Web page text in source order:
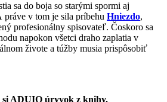
sa do boja so starými spormi aj
práve v tom je sila príbehu Hniezdo,
profesionálny spisovateľ. Čoskoro sa
napokon všetci draho zaplatia v
živote a túžby musia prispôsobiť
si ADUIO úryvok z knihy.